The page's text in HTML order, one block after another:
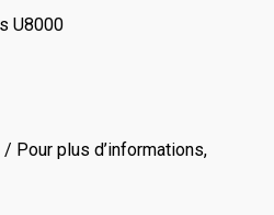
U8000
/ Pour plus d’informations,